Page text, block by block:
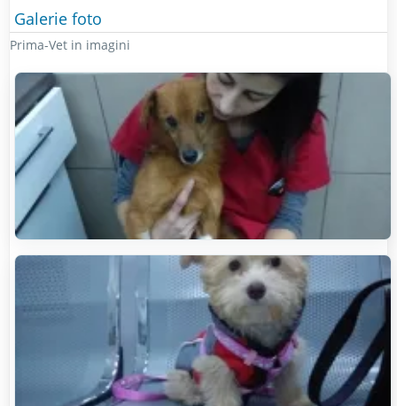
Galerie foto
Prima-Vet in imagini